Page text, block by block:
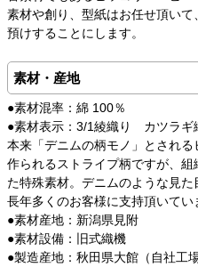
素材や創り、型紙はお任せ頂い
預けすることにします。
素材・産地
●素材混率：綿 100％
●素材表示：3/1綾織り カツラギ
本来「デニムの柄モノ」とされ
作られるストライプ柄ですが、
た特殊素材。デニムのような見
長年多くのお客様に支持頂いてい
●素材産地：新潟県見附
●素材設備：旧式織機
●製造産地：秋田県大館（自社工場